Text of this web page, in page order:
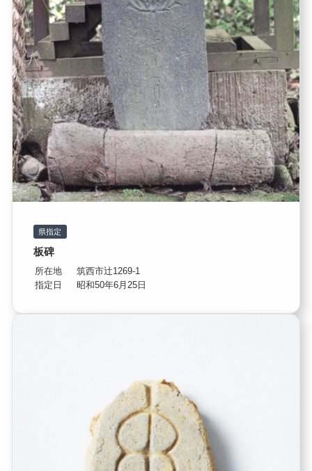
県指定
板碑
所在地
筑西市辻1269-1
指定日
昭和50年6月25日